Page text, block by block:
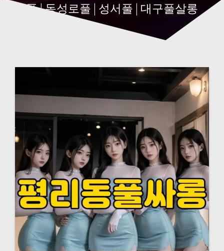
풀 | 동성로풀 | 성서풀 | 대구풀살롱